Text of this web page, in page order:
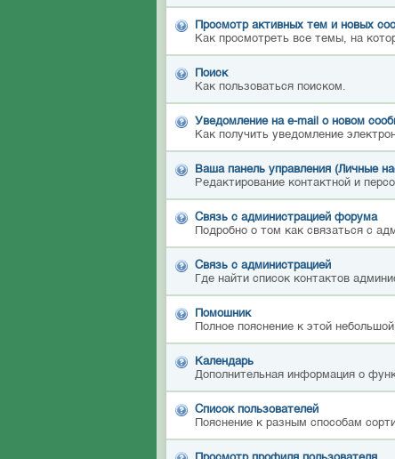
Просмотр активных тем и новых
Как просмотреть все темы, на
Поиск
Как пользоваться поиском.
Уведомление на е-mail о новом
Как получить уведомление
Ваша панель управления (Личные
Редактирование контактной и
Связь с администрацией форума
Подробно о том как связаться с
Связь с администрацией
Где найти список контактов
Помошник
Полное пояснение к этой
Календарь
Дополнительная информация о
Список пользователей
Пояснение к разным способам